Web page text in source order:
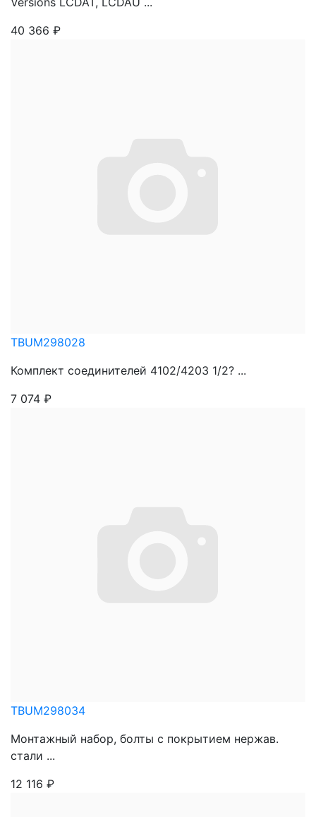
40 366 ₽
TBUM298028
Комплект соединителей 4102/4203 1/2? ...
7 074 ₽
TBUM298034
Монтажный набор, болты с покрытием нержав.
стали ...
12 116 ₽